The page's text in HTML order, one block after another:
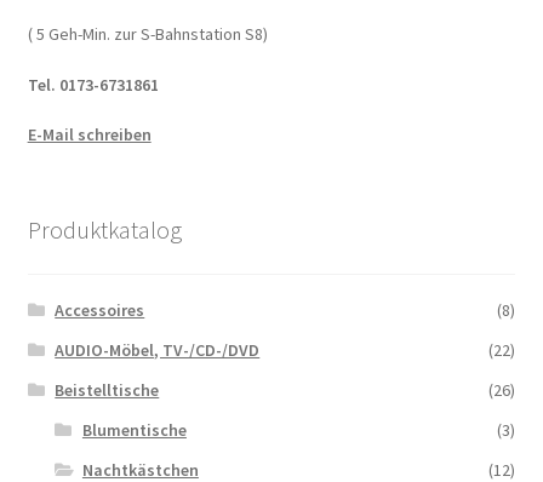
( 5 Geh-Min. zur S-Bahnstation S8)
Tel. 0173-6731861
E-Mail schreiben
Produktkatalog
Accessoires
(8)
AUDIO-Möbel, TV-/CD-/DVD
(22)
Beistelltische
(26)
Blumentische
(3)
Nachtkästchen
(12)